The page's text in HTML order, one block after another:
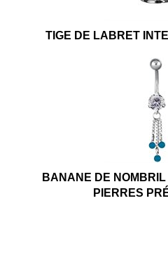
TIGE DE LABRET
BANANE DE
PIERRES